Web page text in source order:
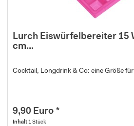
Lurch Eiswürfelbereiter 15
cm...
Cocktail, Longdrink & Co: eine Größe
9,90 Euro *
Inhalt 1 Stück